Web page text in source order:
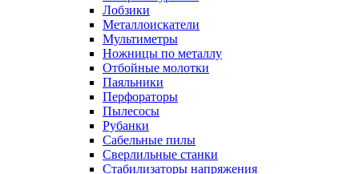
Лобзики
Металлоискатели
Мультиметры
Ножницы по металлу
Отбойные молотки
Паяльники
Перфораторы
Пылесосы
Рубанки
Сабельные пилы
Сверлильные станки
Стабилизаторы напряжения